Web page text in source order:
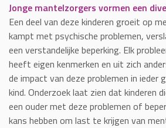
Jonge mantelzorgers vormen een
Een deel van deze kinderen groeit op
kampt met psychische problemen,
een verstandelijke beperking. Elk
heeft eigen kenmerken en uit zich
de impact van deze problemen in ieder
kind. Onderzoek laat zien dat kinderen
een ouder met deze problemen of
kans hebben om last te krijgen van